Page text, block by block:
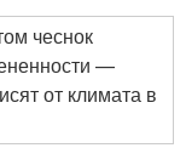
чеснок
—
от климата в